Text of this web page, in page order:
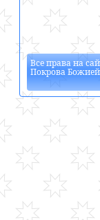
Все права на
Покрова